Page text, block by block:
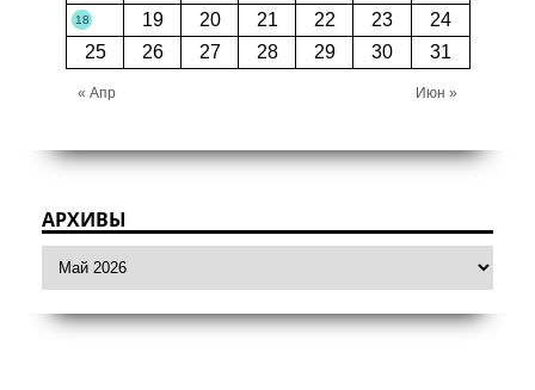
18 19 20 21 22 23
24
25
26 27 28 29 30 31
« Апр Июн »
АРХИВЫ